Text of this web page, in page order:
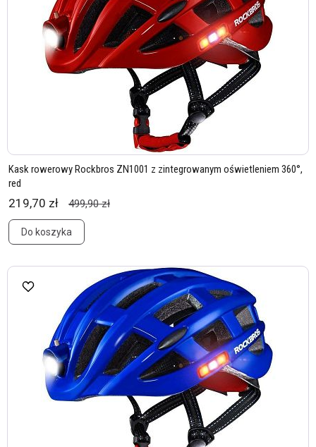
Kask rowerowy Rockbros ZN1001 z zintegrowanym oświetleniem 360°,
red
219,70 zł 499,90 zł
Do koszyka